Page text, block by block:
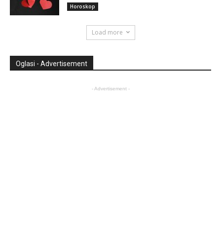
Horoskop
Load more
Oglasi - Advertisement
- Advertisement -